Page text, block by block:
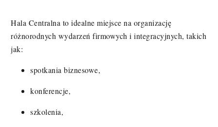
Hala Centralna to idealne miejsce na organizację
różnorodnych wydarzeń firmowych i integracyjnych, takich
jak:
spotkania biznesowe,
konferencje,
szkolenia,